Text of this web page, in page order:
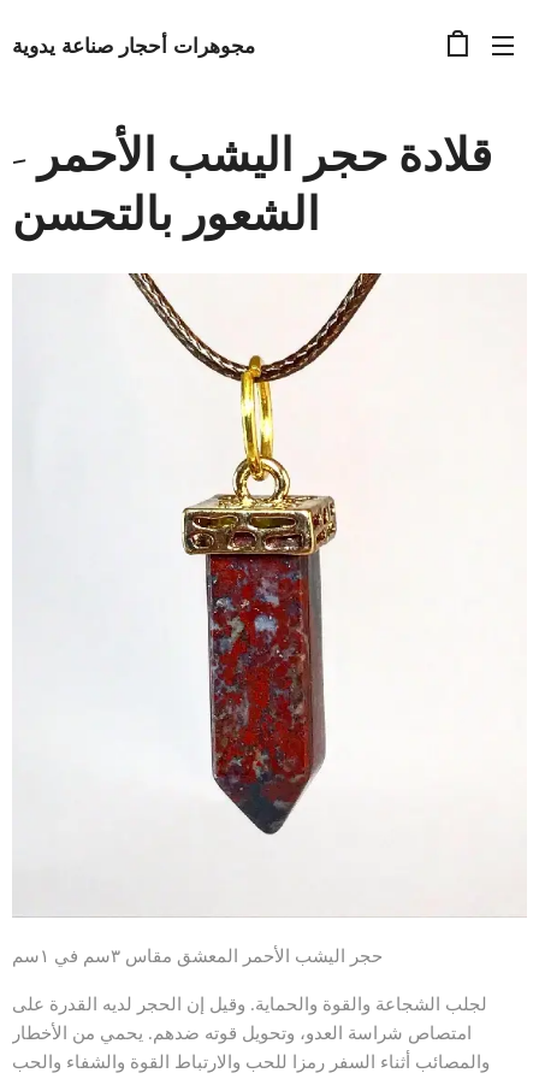
مجوهرات أحجار صناعة يدوية
قلادة حجر اليشب الأحمر -
الشعور بالتحسن
حجر اليشب الأحمر المعشق مقاس ٣سم في ١سم
لجلب الشجاعة والقوة والحماية. وقيل إن الحجر لديه القدرة على
امتصاص شراسة العدو، وتحويل قوته ضدهم. يحمي من الأخطار
والمصائب أثناء السفر رمزا للحب والارتباط القوة والشفاء والحب